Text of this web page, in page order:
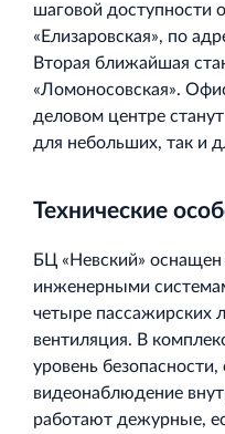
шаговой доступности
«Елизаровская», по
Вторая ближайшая
«Ломоносовская».
деловом центре
для небольших, так и
Технические
БЦ «Невский»
инженерными
четыре пассажирских
вентиляция. В
уровень
видеонаблюдение
работают дежурные,